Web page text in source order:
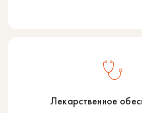
Лекарственное